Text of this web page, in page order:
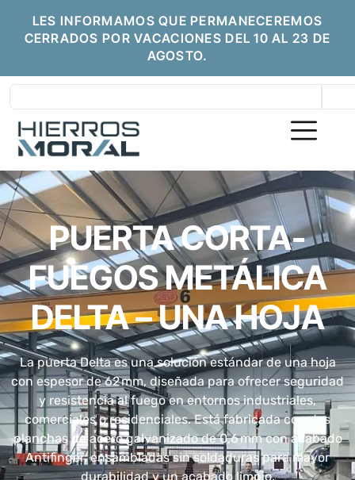
LES INFORMAMOS QUE PERMANECEREMOS
CERRADOS POR VACACIONES DEL 10 AL 23 DE
AGOSTO.
PUERTA CORTA-
FUEGOS METÁLICA
DELTA – UNA HOJA
La puerta Delta es una solución estándar de una hoja
con espesor de 62 mm, diseñada para ofrecer seguridad
y resistencia al fuego en entornos industriales,
comerciales o residenciales. Está fabricada con dos
planchas de acero galvanizado de 0,6 mm con acabado
Antifinger, ensambladas sin soldaduras para mayor
durabilidad y un acabado limpio.